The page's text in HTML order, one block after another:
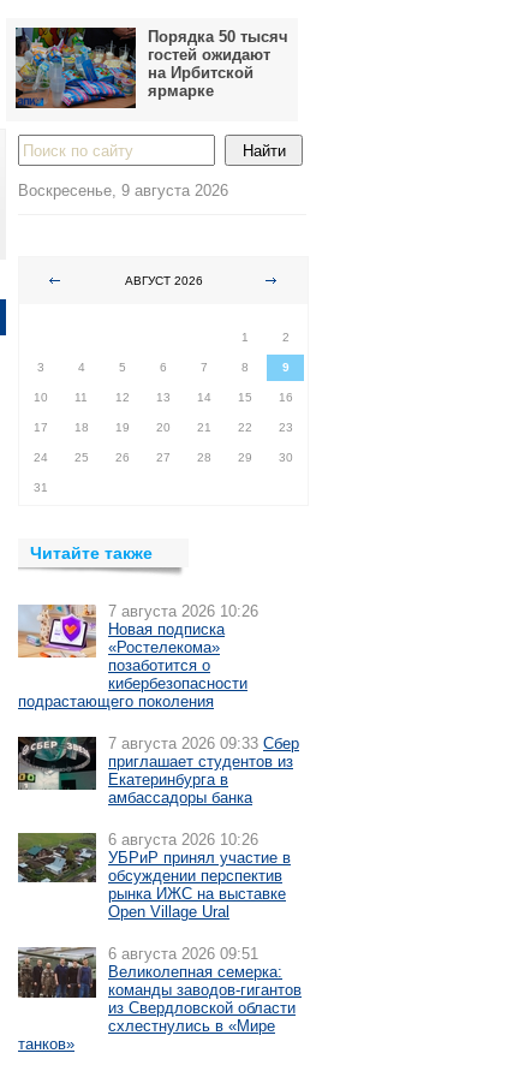
Порядка 50 тысяч
гостей ожидают
на Ирбитской
ярмарке
Воскресенье, 9 августа 2026
АВГУСТ 2026
1
2
3 4 5 6 7 8 9
10 11 12 13 14 15 16
17 18 19 20 21 22 23
24 25 26 27 28 29 30
31
Читайте также
7 августа 2026 10:26
Новая подписка
«Ростелекома»
позаботится о
кибербезопасности
подрастающего поколения
7 августа 2026 09:33 Сбер
приглашает студентов из
Екатеринбурга в
амбассадоры банка
6 августа 2026 10:26
УБРиР принял участие в
обсуждении перспектив
рынка ИЖС на выставке
Open Village Ural
6 августа 2026 09:51
Великолепная семерка:
команды заводов-гигантов
из Свердловской области
схлестнулись в «Мире
танков»